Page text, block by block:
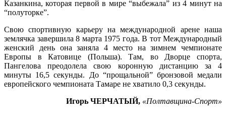
Казанкина, которая первой в мире “выбежала” из 4 минут на
“полуторке”.
Свою спортивную карьеру на международной арене наша
землячка завершила 8 марта 1975 года. В тот Международный
женский день она заняла 4 место на зимнем чемпионате
Европы в Катовице (Польша). Там, во Дворце спорта,
Пангелова преодолела свою коронную дистанцию за 4
минуты 16,5 секунды. До “прощальной” бронзовой медали
европейского чемпионата Тамаре не хватило 0,3 секунды.
Игорь ЧЕРЧАТЫЙ, «Полтавщина-Спорт»